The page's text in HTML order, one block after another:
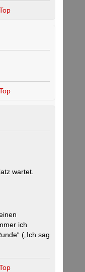
wartet.
ich
(„Ich sag